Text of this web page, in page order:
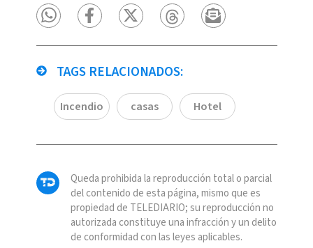
TAGS RELACIONADOS:
Incendio casas Hotel
Queda prohibida la reproducción total o parcial
del contenido de esta página, mismo que es
propiedad de TELEDIARIO; su reproducción no
autorizada constituye una infracción y un delito
de conformidad con las leyes aplicables.